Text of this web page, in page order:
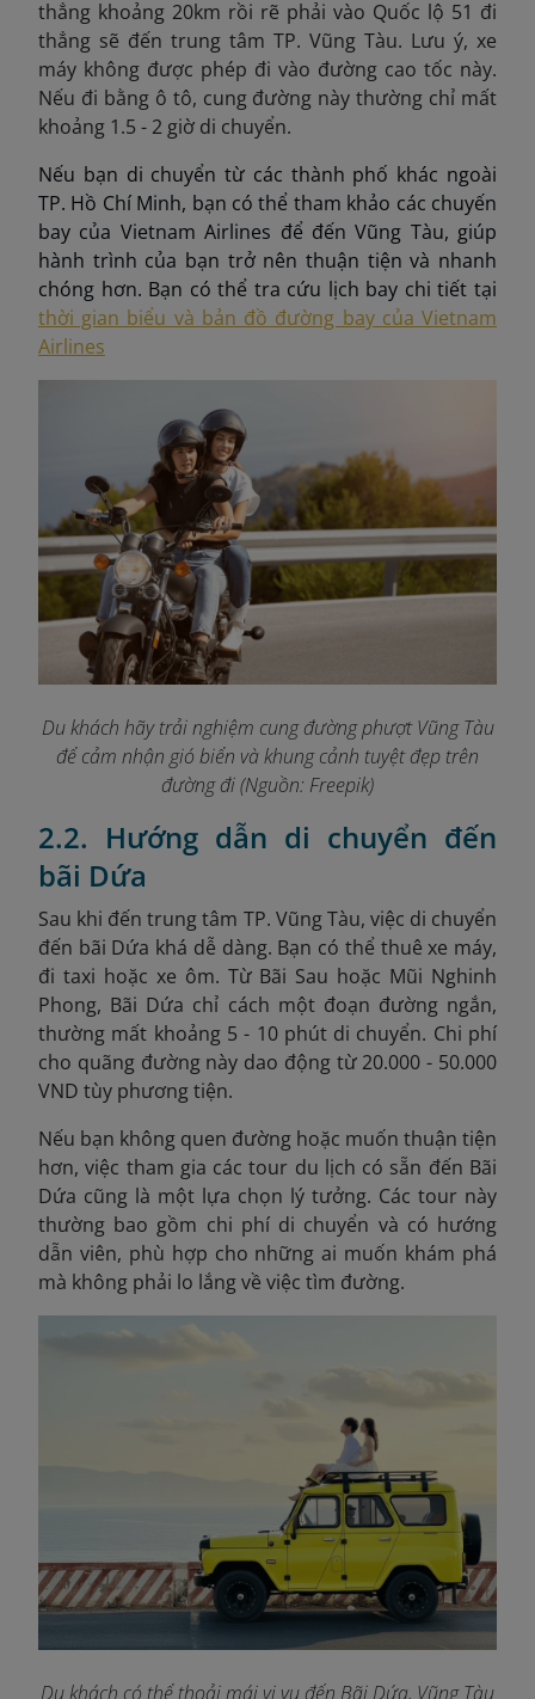
thẳng khoảng 20km rồi rẽ phải vào Quốc lộ 51 đi
thẳng sẽ đến trung tâm TP. Vũng Tàu. Lưu ý, xe
máy không được phép đi vào đường cao tốc này.
Nếu đi bằng ô tô, cung đường này thường chỉ mất
khoảng 1.5 - 2 giờ di chuyển.
Nếu bạn di chuyển từ các thành phố khác ngoài
TP. Hồ Chí Minh, bạn có thể tham khảo các chuyến
bay của Vietnam Airlines để đến Vũng Tàu, giúp
hành trình của bạn trở nên thuận tiện và nhanh
chóng hơn. Bạn có thể tra cứu lịch bay chi tiết tại
thời gian biểu và bản đồ đường bay của Vietnam
Airlines
Du khách hãy trải nghiệm cung đường phượt Vũng Tàu
để cảm nhận gió biển và khung cảnh tuyệt đẹp trên
đường đi (Nguồn: Freepik)
2.2. Hướng dẫn di chuyển đến
bãi Dứa
Sau khi đến trung tâm TP. Vũng Tàu, việc di chuyển
đến bãi Dứa khá dễ dàng. Bạn có thể thuê xe máy,
đi taxi hoặc xe ôm. Từ Bãi Sau hoặc Mũi Nghinh
Phong, Bãi Dứa chỉ cách một đoạn đường ngắn,
thường mất khoảng 5 - 10 phút di chuyển. Chi phí
cho quãng đường này dao động từ 20.000 - 50.000
VND tùy phương tiện.
Nếu bạn không quen đường hoặc muốn thuận tiện
hơn, việc tham gia các tour du lịch có sẵn đến Bãi
Dứa cũng là một lựa chọn lý tưởng. Các tour này
thường bao gồm chi phí di chuyển và có hướng
dẫn viên, phù hợp cho những ai muốn khám phá
mà không phải lo lắng về việc tìm đường.
Du khách có thể thoải mái vi vu đến Bãi Dứa, Vũng Tàu